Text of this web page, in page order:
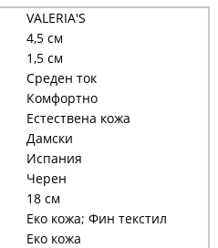
VALERIA'S
4,5 см
1,5 см
Среден ток
Комфортно
Естествена кожа
Дамски
Испания
Черен
18 см
Еко кожа; Фин текстил
Еко кожа